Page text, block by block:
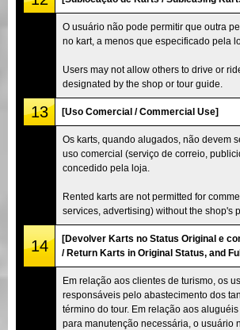
O usuário não pode permitir que outra
no kart, a menos que especificado pela
Users may not allow others to drive or
designated by the shop or tour guide.
13 [Uso Comercial / Commercial Use]
Os karts, quando alugados, não devem
uso comercial (serviço de correio,
concedido pela loja.
Rented karts are not permitted for
services, advertising) without the shop's
14
[Devolver Karts no Status Original e
/ Return Karts in Original Status, and
Em relação aos clientes de turismo, os
responsáveis pelo abastecimento dos
término do tour. Em relação aos
para manutenção necessária, o usuário